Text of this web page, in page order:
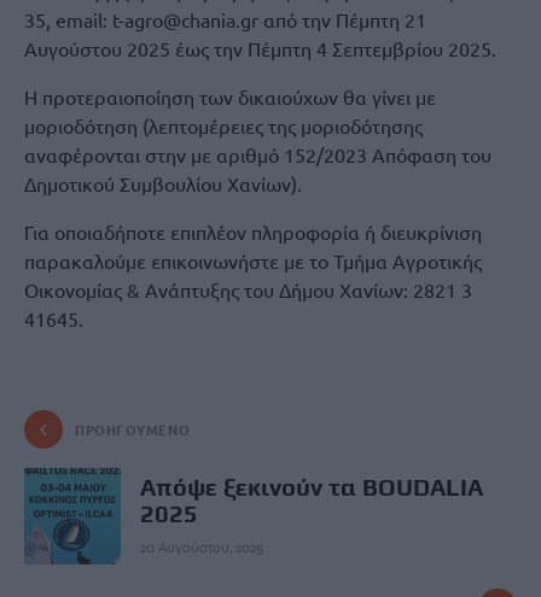
35, email: t-agro@chania.gr από την Πέμπτη 21
Αυγούστου 2025 έως την Πέμπτη 4 Σεπτεμβρίου 2025.
Η προτεραιοποίηση των δικαιούχων θα γίνει με
μοριοδότηση (λεπτομέρειες της μοριοδότησης
αναφέρονται στην με αριθμό 152/2023 Απόφαση του
Δημοτικού Συμβουλίου Χανίων).
Για οποιαδήποτε επιπλέον πληροφορία ή διευκρίνιση
παρακαλούμε επικοινωνήστε με το Τμήμα Αγροτικής
Οικονομίας & Ανάπτυξης του Δήμου Χανίων: 2821 3
41645.
ΠΡΟΗΓΟΎΜΕΝΟ
Απόψε ξεκινούν τα BOUDALIA
2025
20 Αυγούστου, 2025